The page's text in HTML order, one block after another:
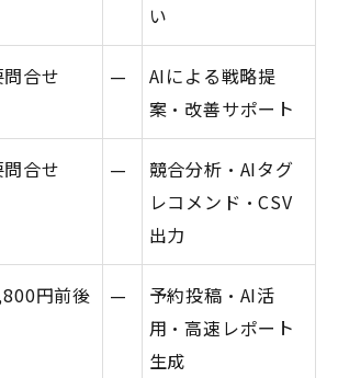
い
問合せ —
AIによる戦略提
案・改善サポート
問合せ —
競合分析・AIタグ
レコメンド・CSV
出力
円前後 —
予約投稿・AI活
用・高速レポート
生成